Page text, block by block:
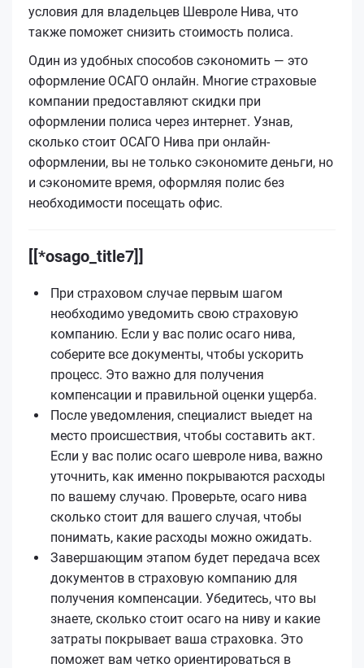
условия для владельцев Шевроле Нива, что
также поможет снизить стоимость полиса.
Один из удобных способов сэкономить — это
оформление ОСАГО онлайн. Многие страховые
компании предоставляют скидки при
оформлении полиса через интернет. Узнав,
сколько стоит ОСАГО Нива при онлайн-
оформлении, вы не только сэкономите деньги, но
и сэкономите время, оформляя полис без
необходимости посещать офис.
[[*osago_title7]]
При страховом случае первым шагом
необходимо уведомить свою страховую
компанию. Если у вас полис осаго нива,
соберите все документы, чтобы ускорить
процесс. Это важно для получения
компенсации и правильной оценки ущерба.
После уведомления, специалист выедет на
место происшествия, чтобы составить акт.
Если у вас полис осаго шевроле нива, важно
уточнить, как именно покрываются расходы
по вашему случаю. Проверьте, осаго нива
сколько стоит для вашего случая, чтобы
понимать, какие расходы можно ожидать.
Завершающим этапом будет передача всех
документов в страховую компанию для
получения компенсации. Убедитесь, что вы
знаете, сколько стоит осаго на ниву и какие
затраты покрывает ваша страховка. Это
поможет вам четко ориентироваться в